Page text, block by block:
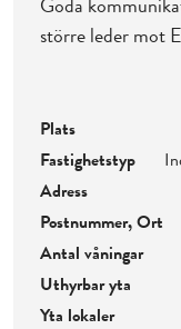
större leder mot
Plats
Fastighetstyp
Adress
Postnummer, Ort
Antal våningar
Uthyrbar yta
Yta lokaler